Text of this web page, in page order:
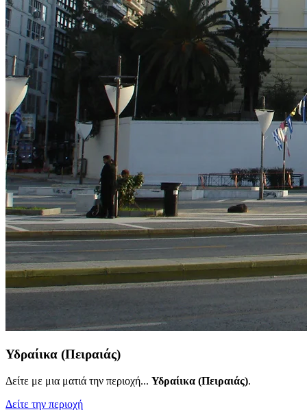
Υδραίικα (Πειραιάς)
Δείτε με μια ματιά την περιοχή... Υδραίικα (Πειραιάς).
Δείτε την περιοχή